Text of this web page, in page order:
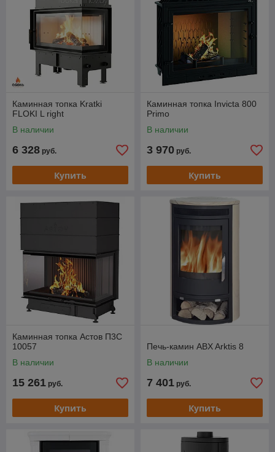
Каминная топка Kratki
FLOKI L right
В наличии
6 328 руб.
Купить
Каминная топка Invicta 800
Primo
В наличии
3 970 руб.
Купить
Каминная топка Астов П3C
10057
В наличии
15 261 руб.
Купить
Печь-камин ABX Arktis 8
В наличии
7 401 руб.
Купить